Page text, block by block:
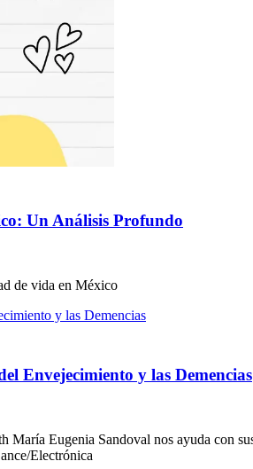
Un Análisis Profundo
de vida en México
y las Demencias
Envejecimiento y las Demencias
María Eugenia Sandoval nos ayuda
Electrónica